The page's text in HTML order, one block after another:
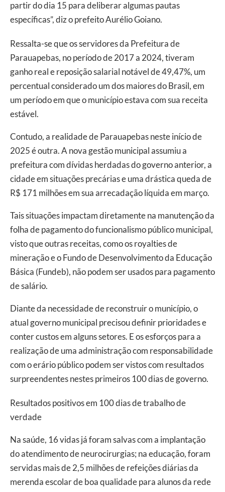
partir do dia 15 para deliberar algumas pautas
específicas”, diz o prefeito Aurélio Goiano.
Ressalta-se que os servidores da Prefeitura de
Parauapebas, no período de 2017 a 2024, tiveram
ganho real e reposição salarial notável de 49,47%, um
percentual considerado um dos maiores do Brasil, em
um período em que o município estava com sua receita
estável.
Contudo, a realidade de Parauapebas neste início de
2025 é outra. A nova gestão municipal assumiu a
prefeitura com dívidas herdadas do governo anterior, a
cidade em situações precárias e uma drástica queda de
R$ 171 milhões em sua arrecadação líquida em março.
Tais situações impactam diretamente na manutenção da
folha de pagamento do funcionalismo público municipal,
visto que outras receitas, como os royalties de
mineração e o Fundo de Desenvolvimento da Educação
Básica (Fundeb), não podem ser usados para pagamento
de salário.
Diante da necessidade de reconstruir o município, o
atual governo municipal precisou definir prioridades e
conter custos em alguns setores. E os esforços para a
realização de uma administração com responsabilidade
com o erário público podem ser vistos com resultados
surpreendentes nestes primeiros 100 dias de governo.
Resultados positivos em 100 dias de trabalho de
verdade
Na saúde, 16 vidas já foram salvas com a implantação
do atendimento de neurocirurgias; na educação, foram
servidas mais de 2,5 milhões de refeições diárias da
merenda escolar de boa qualidade para alunos da rede